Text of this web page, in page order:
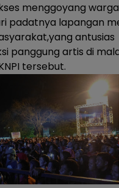
menggoyang warga
padatnya lapangan
antusias
panggung artis di
tersebut.